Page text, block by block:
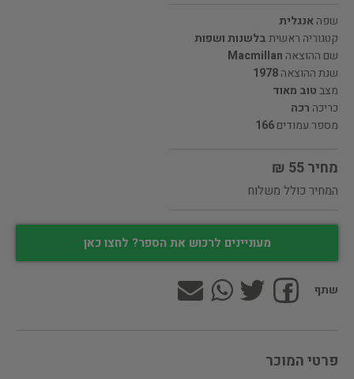
שפהאנגלית
קטגוריה ראשיתבלשנות ושפות
שם ההוצאה Macmillan
שנת ההוצאה1978
מצבטוב מאוד
כריכה רכה
מספר עמודים166
מחיר 55 ₪
המחיר כולל משלוח
מעוניינים לרכוש את הספר? לחצו כאן
שתף
פרטי המוכר